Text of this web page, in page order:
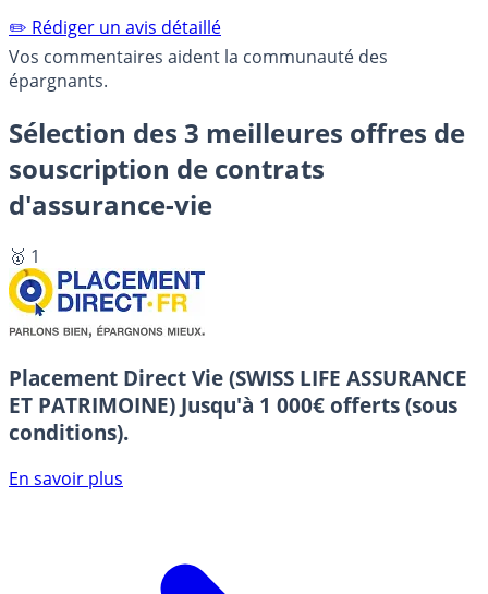
✏️ Rédiger un avis détaillé
Vos commentaires aident la communauté des
épargnants.
Sélection des 3 meilleures offres de
souscription de contrats
d'assurance-vie
🥇 1
Placement Direct Vie (SWISS LIFE ASSURANCE
ET PATRIMOINE) Jusqu'à 1 000€ offerts (sous
conditions).
En savoir plus